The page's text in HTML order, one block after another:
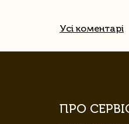
Усі коментарі
ПРО